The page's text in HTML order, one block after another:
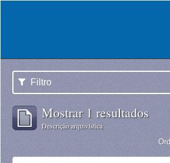
Filtro
Mostrar 1 resultados
Descrição arquivística